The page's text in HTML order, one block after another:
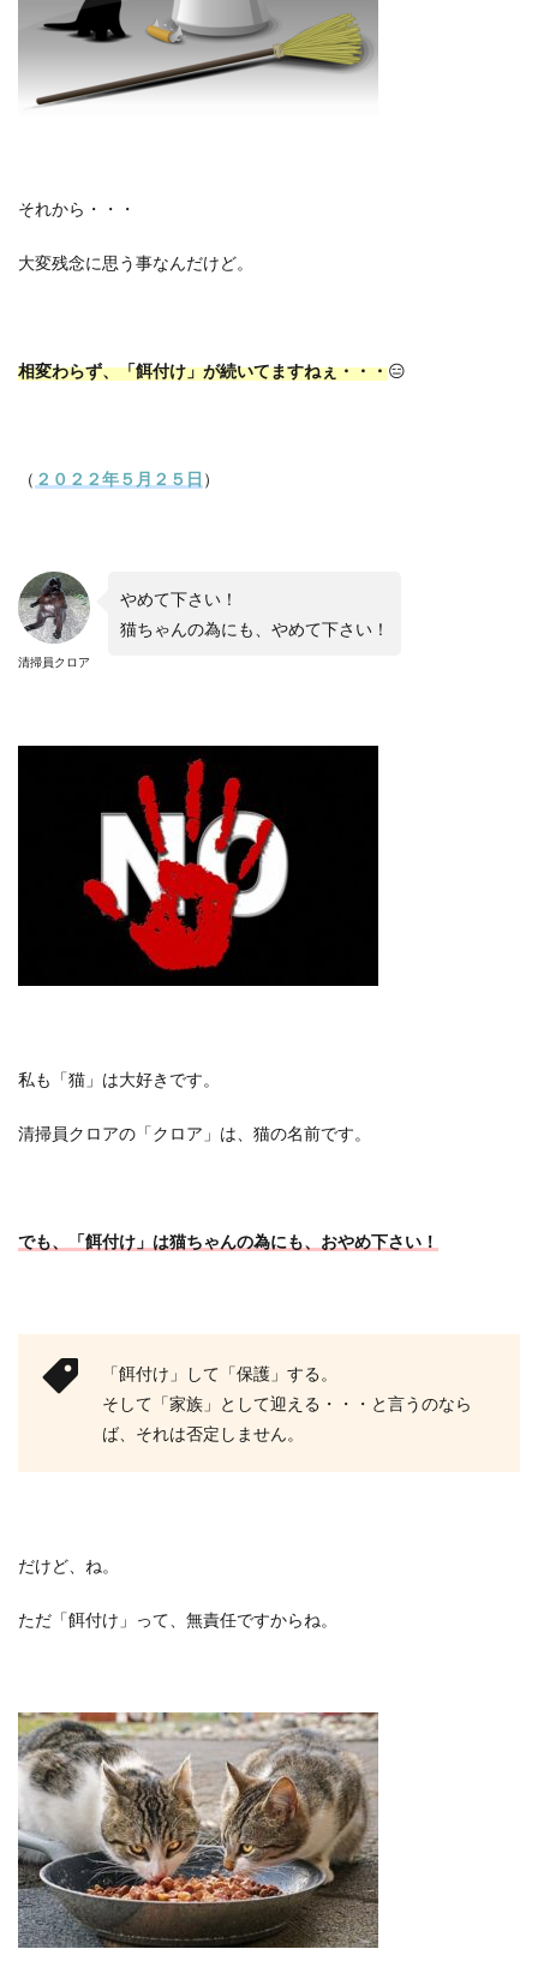
それから・・・
大変残念に思う事なんだけど。
相変わらず、「餌付け」が続いてますねぇ・・・😑
（ ２０２２年５月２５日 ）
清掃員クロア
やめて下さい！
猫ちゃんの為にも、やめて下さい！
私も「猫」は大好きです。
清掃員クロアの「クロア」は、猫の名前です。
でも、「餌付け」は猫ちゃんの為にも、おやめ下さい！
「餌付け」して「保護」する。
そして「家族」として迎える・・・と言うのなら
ば、それは否定しません。
だけど、ね。
ただ「餌付け」って、無責任ですからね。